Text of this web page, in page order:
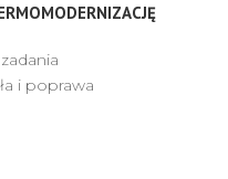
i poprawa